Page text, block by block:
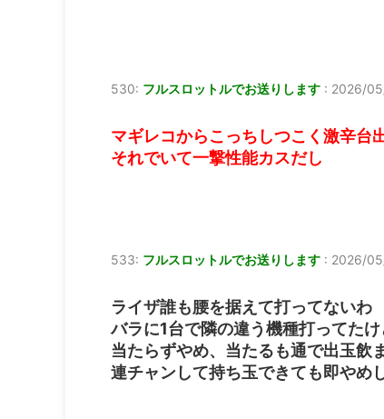
530: フルスロットルでお送りします : 2026/
マギレコからこっちしつこく激辛台
それでいて一撃性能カスだし
533: フルスロットルでお送りします : 2026/
ライザ誰も腰を据えて打ってないわ
バラに1台で隣の違う機種打ってたけ
当たらずやめ、当たるも通で出玉飲
連チャンして持ち玉できても即やめ